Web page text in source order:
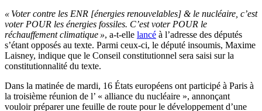
« Voter contre les ENR [énergies renouvelables] & le nucléaire, c’est
voter POUR les énergies fossiles. C’est voter POUR le
réchauffement climatique », a-t-elle lancé à l’adresse des députés
s’étant opposés au texte. Parmi ceux-ci, le député insoumis, Maxime
Laisney, indique que le Conseil constitutionnel sera saisi sur la
constitutionnalité du texte.
Dans la matinée de mardi, 16 États européens ont participé à Paris à
la troisième réunion de l’ « alliance du nucléaire », annonçant
vouloir préparer une feuille de route pour le développement d’une